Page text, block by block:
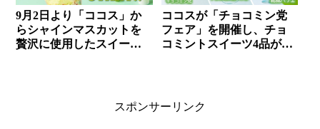
9月2日より「ココス」か
らシャインマスカットを
贅沢に使用したスイーツ4
ココスが「チョコミン党
フェア」を開催し、チョ
コミントスイーツ4品が新
スポンサーリンク